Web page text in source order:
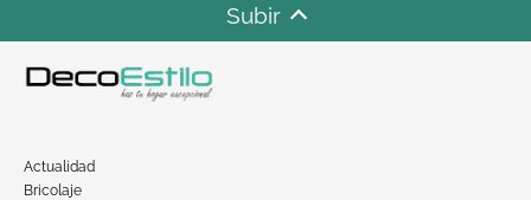
Subir
Actualidad
Bricolaje